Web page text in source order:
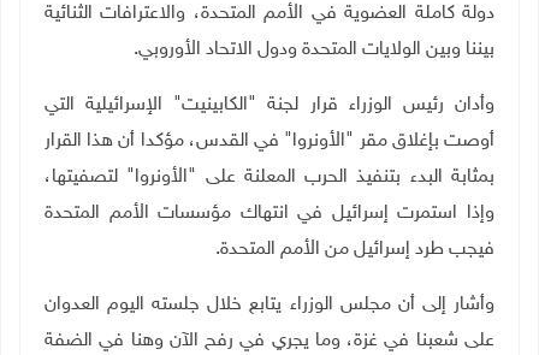
دولة كاملة العضوية في الأمم المتحدة، والاعترافات الثنائية
بيننا وبين الولايات المتحدة ودول الاتحاد الأوروبي.
وأدان رئيس الوزراء قرار لجنة "الكابينيت" الإسرائيلية التي
أوصت بإغلاق مقر "الأونروا" في القدس، مؤكدا أن هذا القرار
بمثابة البدء بتنفيذ الحرب المعلنة على "الأونروا" لتصفيتها،
وإذا استمرت إسرائيل في انتهاك مؤسسات الأمم المتحدة
فيجب طرد إسرائيل من الأمم المتحدة.
وأشار إلى أن مجلس الوزراء يتابع خلال جلسته اليوم العدوان
على شعبنا في غزة، وما يجري في رفح الآن وهنا في الضفة